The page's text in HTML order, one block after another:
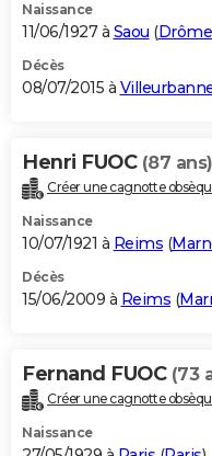
Naissance
11/06/1927 à Saou (Drôme
Décès
08/07/2015 à
Henri FUOC (87 ans)
Créer une cagnotte
Naissance
10/07/1921 à Reims (
Décès
15/06/2009 à Reims (
Fernand FUOC (73
Créer une cagnotte
Naissance